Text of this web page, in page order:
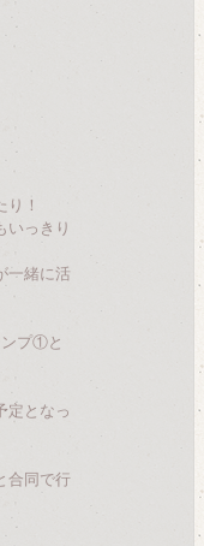
！
いっきり
一緒に活
プ①と
定となっ
合同で行